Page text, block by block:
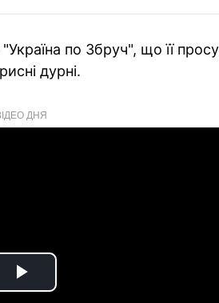
по Збруч", що її
дурні.
ДНЯ
Play